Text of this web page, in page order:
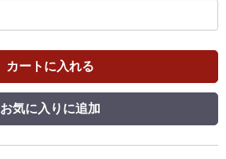
カートに入れる
お気に入りに追加